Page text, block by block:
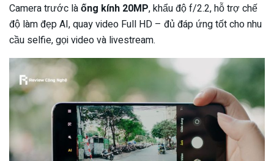
Camera trước làống kính 20MP, khẩu độ f/2.2, hỗ trợ chế
độ làm đẹp AI, quay video Full HD – đủ đáp ứng tốt cho nhu
cầu selfie, gọi video và livestream.